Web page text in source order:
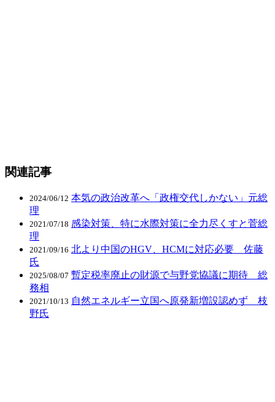
関連記事
2024/06/12 本気の政治改革へ「政権交代しかない」元総
理
2021/07/18 感染対策、特に水際対策に全力尽くすと菅総
理
2021/09/16 北より中国のHGV、HCMに対応必要 佐藤
氏
2025/08/07 暫定税率廃止の財源で与野党協議に期待 総
務相
2021/10/13 自然エネルギー立国へ原発新増設認めず 枝
野氏